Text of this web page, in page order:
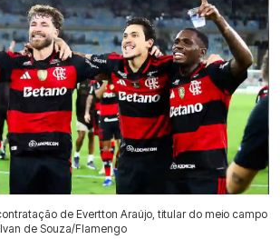
de Evertton Araújo, titular do meio campo
de Souza/Flamengo